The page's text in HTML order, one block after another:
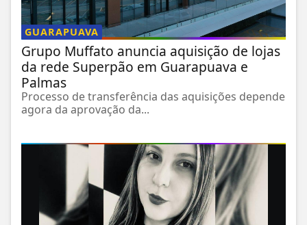
GUARAPUAVA
Grupo Muffato anuncia aquisição de lojas
da rede Superpão em Guarapuava e
Palmas
Processo de transferência das aquisições depende
agora da aprovação da...